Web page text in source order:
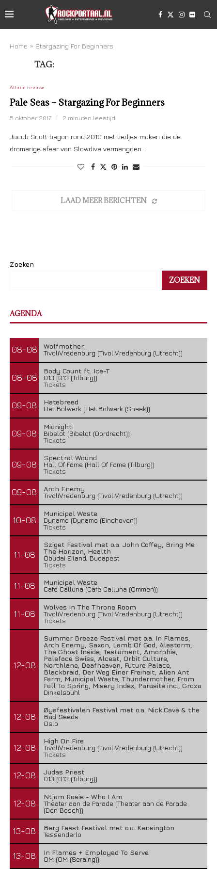
Home » Stargazing For Beginners
TAG:
Album review
Pale Seas – Stargazing For Beginners
5 oktober 2017 2 minuten leestijd
Jacob Scott begon rond 2010 met liedjes maken die de
dromerige sfeer van Slowdive vermengden …
LAAD MEER BERICHTEN
Zoeken
ZOEKEN
AGENDA
08-08
Wolfmother
TivoliVredenburg (TivoliVredenburg (Utrecht))
08-08
Body Count ft. Ice-T
013 (013 (Tilburg))
Tickets
09-08
Hatebreed
Het Bolwerk (Het Bolwerk (Sneek))
09-08
Midnight
Bibelot (Bibelot (Dordrecht))
Tickets
09-08
Spectral Wound
Hall Of Fame (Hall Of Fame (Tilburg))
Tickets
09-08
Arch Enemy
TivoliVredenburg (TivoliVredenburg (Utrecht))
10-08
Municipal Waste
Dynamo (Dynamo (Eindhoven))
Tickets
11-08
Sziget Festival met o.a. John Coffey, Bring Me
The Horizon, Health
Óbudai Eiland, Budapest
Tickets
11-08
Municipal Waste
Cafe Calluna (Cafe Calluna (Ommen))
11-08
Wolves In The Throne Room
TivoliVredenburg (TivoliVredenburg (Utrecht))
Tickets
12-08
Summer Breeze Festival met o.a. In Flames,
Arch Enemy, Saxon, Lamb Of God, Alestorm,
The Ghost Inside, Testament, Amorphis,
Paleface Swiss, Alcest, Orbit Culture,
Northlane, Deafheaven, Future Palace,
Blackbraid, Der Weg Einer Freiheit, Alien Ant
Farm, Municipal Waste, Thundermother, From
Fall To Spring, Misery Index, Parasite inc., Groza
Dinkelsbühl
12-08
Øyafestivalen Festival met o.a. Nick Cave & the
Bad Seeds
Oslo
12-08
High On Fire
TivoliVredenburg (TivoliVredenburg (Utrecht))
Tickets
12-08
Judas Priest
013 (013 (Tilburg))
12-08
Ntjam Rosie - Who I Am
Theater aan de Parade (Theater aan de Parade
(Den Bosch))
13-08
Berg Feest Festival met o.a. Kensington
Tessenderlo
13-08
In Flames + Employed To Serve
OM (OM (Seraing))